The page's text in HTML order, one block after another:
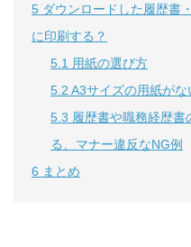
5 ダウンロードした履歴書
に印刷する？
5.1 用紙の選び方
5.2 A3サイズの用紙がな
5.3 履歴書や職務経歴書
る、マナー違反なNG例
6 まとめ